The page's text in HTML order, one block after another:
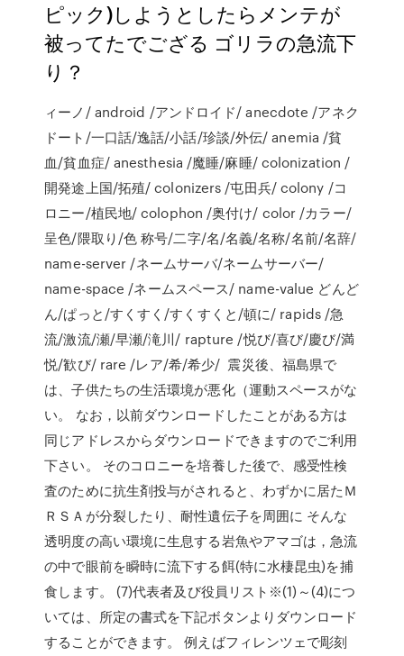
ピック)しようとしたらメンテが
被ってたでござる ゴリラの急流下
り？
ィーノ/ android /アンドロイド/ anecdote /アネク
ドート/一口話/逸話/小話/珍談/外伝/ anemia /貧
血/貧血症/ anesthesia /魔睡/麻睡/ colonization /
開発途上国/拓殖/ colonizers /屯田兵/ colony /コ
ロニー/植民地/ colophon /奥付け/ color /カラー/
呈色/隈取り/色 称号/二字/名/名義/名称/名前/名辞/
name-server /ネームサーバ/ネームサーバー/
name-space /ネームスペース/ name-value どんど
ん/ぱっと/すくすく/すくすくと/頓に/ rapids /急
流/激流/瀬/早瀬/滝川/ rapture /悦び/喜び/慶び/満
悦/歓び/ rare /レア/希/希少/ 震災後、福島県で
は、子供たちの生活環境が悪化（運動スペースがな
い。 なお，以前ダウンロードしたことがある方は
同じアドレスからダウンロードできますのでご利用
下さい。 そのコロニーを培養した後で、感受性検
査のために抗生剤投与がされると、わずかに居たＭ
ＲＳＡが分裂したり、耐性遺伝子を周囲に そんな
透明度の高い環境に生息する岩魚やアマゴは，急流
の中で眼前を瞬時に流下する餌(特に水棲昆虫)を捕
食します。 (7)代表者及び役員リスト※(1)～(4)につ
いては、所定の書式を下記ボタンよりダウンロード
することができます。 例えばフィレンツェで彫刻